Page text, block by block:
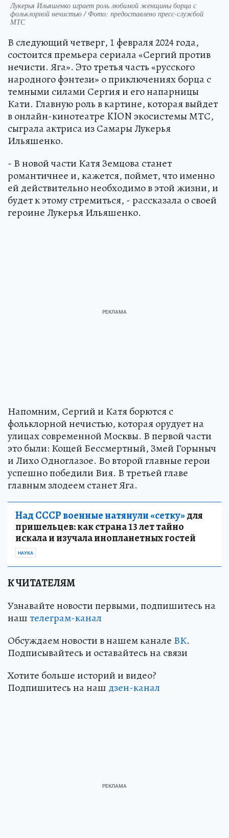
Лукерья Ильяшенко играет роль любимой женщины борца с
фольклорной нечистью / Фото: предоставлено пресс-службой
МТС
В следующий четверг, 1 февраля 2024 года,
состоится премьера сериала «Сергий против
нечисти. Яга». Это третья часть «русского
народного фэнтези» о приключениях борца с
темными силами Сергия и его напарницы
Кати. Главную роль в картине, которая выйдет
в онлайн-кинотеатре KION экосистемы МТС,
сыграла актриса из Самары Лукерья
Ильяшенко.
- В новой части Катя Земцова станет
романтичнее и, кажется, поймет, что именно
ей действительно необходимо в этой жизни, и
будет к этому стремиться, - рассказала о своей
героине Лукерья Ильяшенко.
Напомним, Сергий и Катя борются с
фольклорной нечистью, которая орудует на
улицах современной Москвы. В первой части
это были: Кощей Бессмертный, Змей Горыныч
и Лихо Одноглазое. Во второй главные герои
успешно победили Вия. В третьей главе
главным злодеем станет Яга.
Над СССР военные натянули «сетку»для
пришельцев: как страна 13 лет тайно
искала и изучала инопланетных гостей
НАУКА
К ЧИТАТЕЛЯМ
Узнавайте новости первыми, подпишитесь на
наштелеграм-канал
Обсуждаем новости в нашем канале ВК.
Подписывайтесь и оставайтесь на связи
Хотите больше историй и видео?
Подпишитесь на наш дзен-канал